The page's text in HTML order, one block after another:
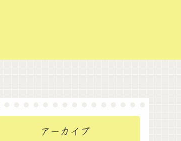
アーカイブ